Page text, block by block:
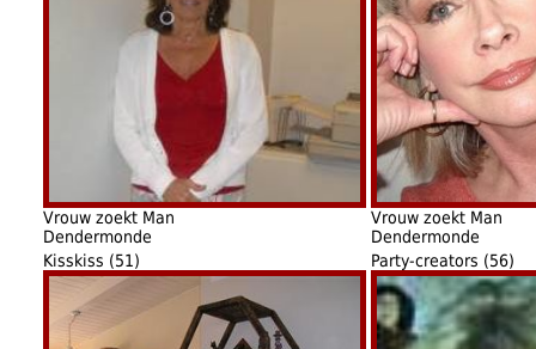
Vrouw zoekt Man
Dendermonde
Vrouw zoekt Man
Dendermonde
Kisskiss (51)
Party-creators (56)